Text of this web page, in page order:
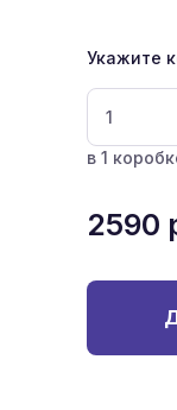
Укажите
в 1
2590